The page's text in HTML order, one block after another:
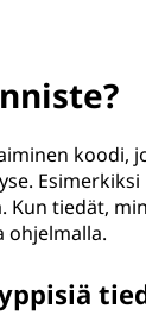
koodi,
Kun tiedät,
ohjelmalla.